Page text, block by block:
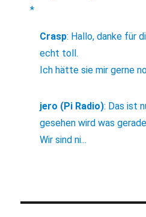
*
Crasp: Hallo, danke für
echt toll.
Ich hätte sie mir gerne
jero (Pi Radio): Das ist
gesehen wird was
Wir sind ni...